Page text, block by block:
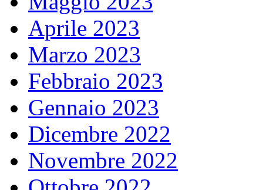
Aprile 2023
Marzo 2023
Febbraio 2023
Gennaio 2023
Dicembre 2022
Novembre 2022